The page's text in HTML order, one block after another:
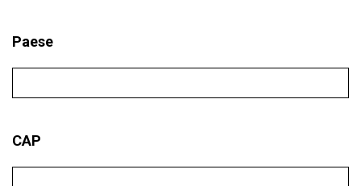
Paese
CAP